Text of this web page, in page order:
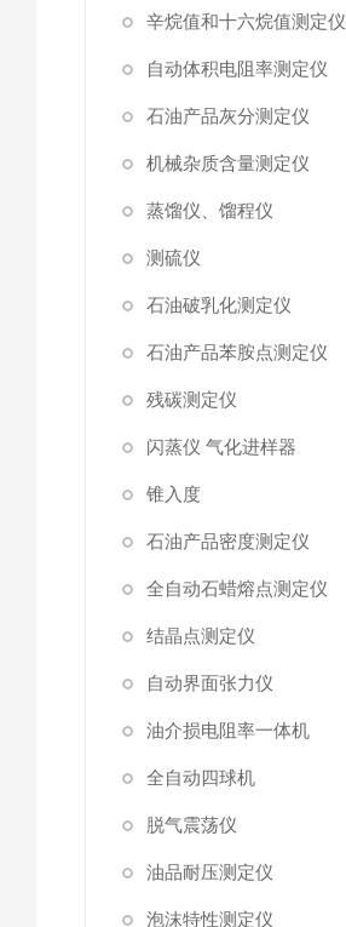
辛烷值和十六烷值测定仪
自动体积电阻率测定仪
石油产品灰分测定仪
机械杂质含量测定仪
蒸馏仪、馏程仪
测硫仪
石油破乳化测定仪
石油产品苯胺点测定仪
残碳测定仪
闪蒸仪 气化进样器
锥入度
石油产品密度测定仪
全自动石蜡熔点测定仪
结晶点测定仪
自动界面张力仪
油介损电阻率一体机
全自动四球机
脱气震荡仪
油品耐压测定仪
泡沫特性测定仪